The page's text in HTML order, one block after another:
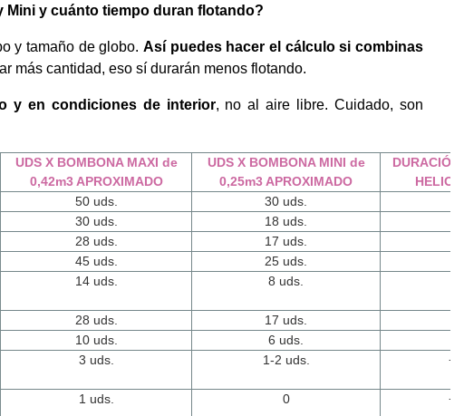
y cuánto tiempo duran flotando?
y tamaño de globo. Así puedes hacer el cálculo si combinas
más cantidad, eso sí durarán menos flotando.
y en condiciones de interior, no al aire libre. Cuidado, son
UDS X BOMBONA MAXI de
0,42m3 APROXIMADO
UDS X BOMBONA MINI de
0,25m3 APROXIMADO
HELIO
50 uds. 30 uds.
30 uds. 18 uds.
28 uds. 17 uds.
45 uds. 25 uds.
14 uds. 8 uds.
28 uds. 17 uds.
10 uds. 6 uds.
3 uds. 1-2 uds. +
1 uds. 0 +